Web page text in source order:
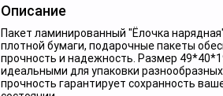
Описание
Пакет ламинированный "Ёлочка
плотной бумаги, подарочные пакеты
прочность и надежность. Размер
идеальными для упаковки
прочность гарантирует сохранность